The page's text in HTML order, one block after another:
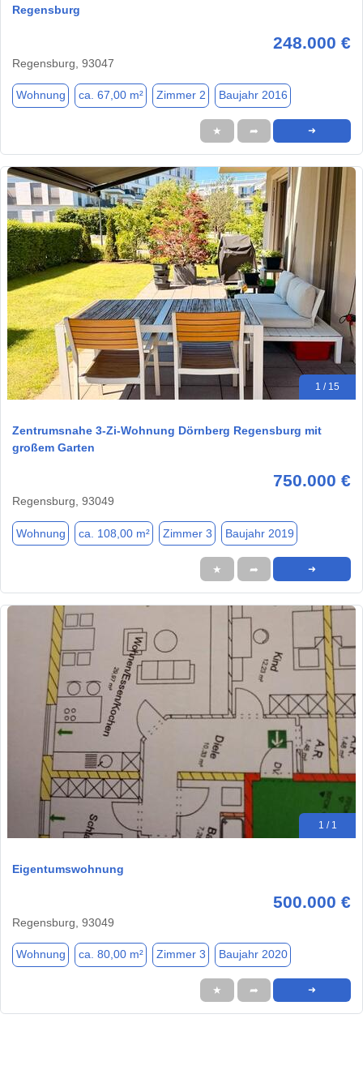
Regensburg
248.000 €
Regensburg, 93047
Wohnung ca. 67,00 m² Zimmer 2 Baujahr 2016
★ ➦ ➜
1 / 15
Zentrumsnahe 3-Zi-Wohnung Dörnberg Regensburg mit
großem Garten
750.000 €
Regensburg, 93049
Wohnung ca. 108,00 m² Zimmer 3 Baujahr 2019
★ ➦ ➜
1 / 1
Eigentumswohnung
500.000 €
Regensburg, 93049
Wohnung ca. 80,00 m² Zimmer 3 Baujahr 2020
★ ➦ ➜